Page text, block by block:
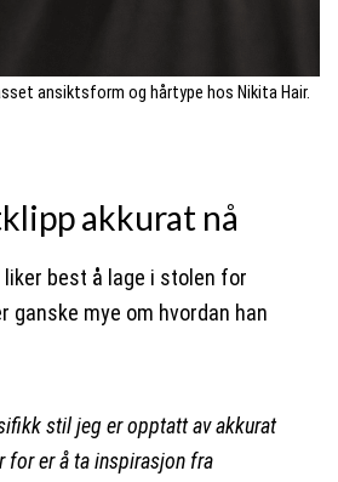
ansiktsform og hårtype hos Nikita Hair.
akkurat nå
best å lage i stolen for
ganske mye om hvordan han
stil jeg er opptatt av akkurat
for er å ta inspirasjon fra